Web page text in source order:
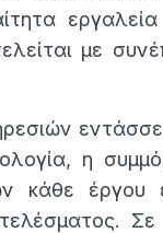
με
η
κάθε έργου